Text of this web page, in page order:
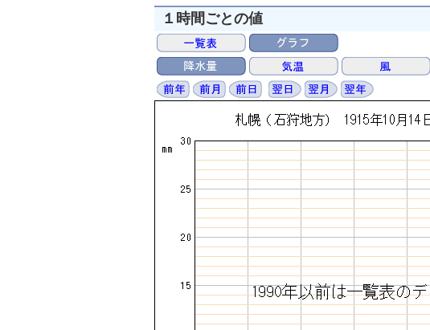
１時間ごとの値